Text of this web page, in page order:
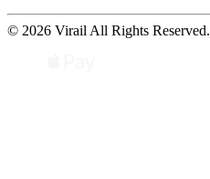
© 2026 Virail All Rights Reserved.